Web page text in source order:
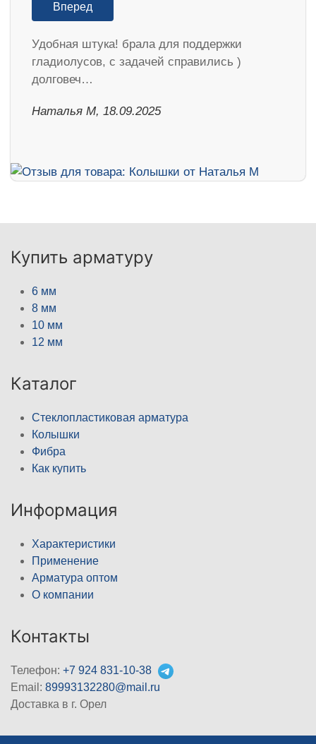
Вперед
Удобная штука! брала для поддержки
гладиолусов, с задачей справились )
долговеч…
Наталья М, 18.09.2025
Купить арматуру
6 мм
8 мм
10 мм
12 мм
Каталог
Стеклопластиковая арматура
Колышки
Фибра
Как купить
Информация
Характеристики
Применение
Арматура оптом
О компании
Контакты
Телефон: +7 924 831-10-38
Email: 89993132280@mail.ru
Доставка в г. Орел